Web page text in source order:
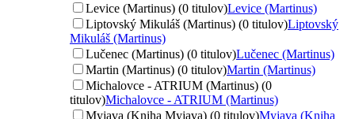
Levice (Martinus) (0 titulov)Levice (Martinus)
Liptovský Mikuláš (Martinus) (0 titulov)Liptovský
Mikuláš (Martinus)
Lučenec (Martinus) (0 titulov)Lučenec (Martinus)
Martin (Martinus) (0 titulov)Martin (Martinus)
Michalovce - ATRIUM (Martinus) (0
titulov)Michalovce - ATRIUM (Martinus)
Myjava (Kniha Myjava) (0 titulov)Myjava (Kniha